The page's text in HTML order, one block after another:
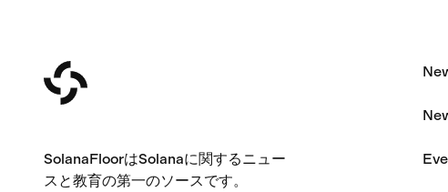
SolanaFloorはSolanaに関するニュー
スと教育の第一のソースです。